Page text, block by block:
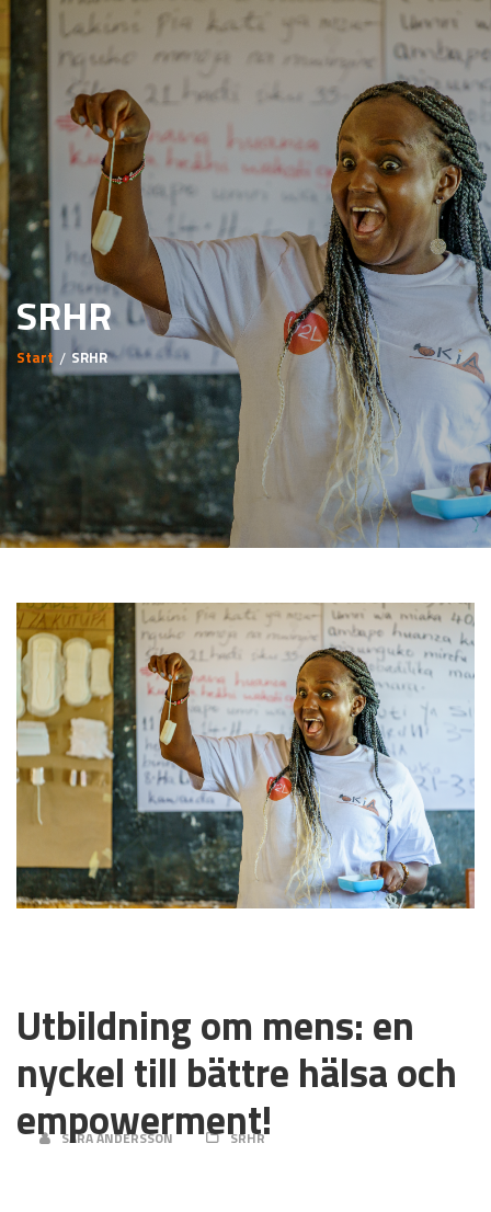
SRHR
Start SRHR
Utbildning om mens: en
nyckel till bättre hälsa och
empowerment!
SARA ANDERSSON SRHR